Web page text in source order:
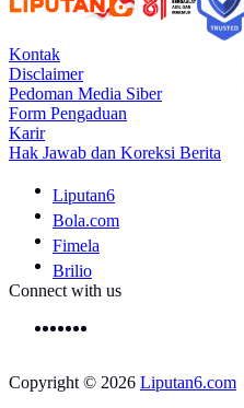
Kontak
Disclaimer
Pedoman Media Siber
Form Pengaduan
Karir
Hak Jawab dan Koreksi Berita
Liputan6
Bola.com
Fimela
Brilio
Connect with us
Copyright © 2026 Liputan6.com